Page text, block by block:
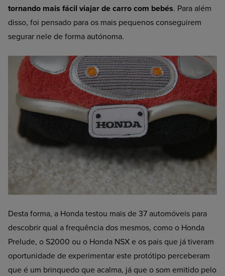
tornando mais fácil viajar de carro com bebés. Para além
disso, foi pensado para os mais pequenos conseguirem
segurar nele de forma autónoma.
Desta forma, a Honda testou mais de 37 automóveis para
descobrir qual a frequência dos mesmos, como o Honda
Prelude, o S2000 ou o Honda NSX e os pais que já tiveram
oportunidade de experimentar este protótipo perceberam
que é um brinquedo que acalma, já que o som emitido pelo